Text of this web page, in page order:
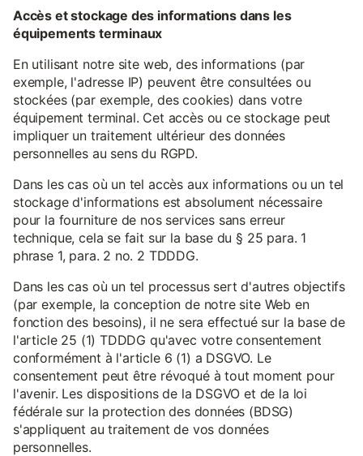
Accès et stockage des informations dans les
équipements terminaux
En utilisant notre site web, des informations (par
exemple, l'adresse IP) peuvent être consultées ou
stockées (par exemple, des cookies) dans votre
équipement terminal. Cet accès ou ce stockage peut
impliquer un traitement ultérieur des données
personnelles au sens du RGPD.
Dans les cas où un tel accès aux informations ou un tel
stockage d'informations est absolument nécessaire
pour la fourniture de nos services sans erreur
technique, cela se fait sur la base du § 25 para. 1
phrase 1, para. 2 no. 2 TDDDG.
Dans les cas où un tel processus sert d'autres objectifs
(par exemple, la conception de notre site Web en
fonction des besoins), il ne sera effectué sur la base de
l'article 25 (1) TDDDG qu'avec votre consentement
conformément à l'article 6 (1) a DSGVO. Le
consentement peut être révoqué à tout moment pour
l'avenir. Les dispositions de la DSGVO et de la loi
fédérale sur la protection des données (BDSG)
s'appliquent au traitement de vos données
personnelles.